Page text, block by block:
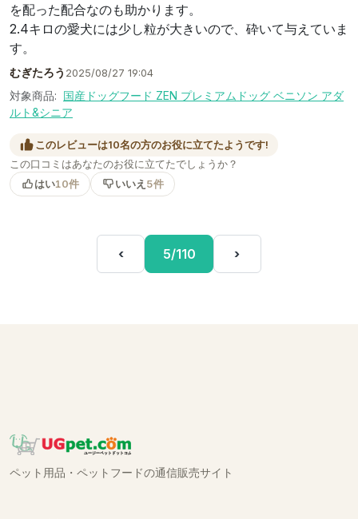
を配った配合なのも助かります。
2.4キロの愛犬には少し粒が大きいので、砕いて与えていま
す。
むぎたろう 2025/08/27 19:04
対象商品: 国産ドッグフード ZEN プレミアムドッグ ベニソン アダ
ルト&シニア
このレビューは10名の方のお役に立てたようです!
この口コミはあなたのお役に立てたでしょうか？
はい10件 いいえ 5件
‹ 5/110 ›
ペット用品・ペットフードの通信販売サイト